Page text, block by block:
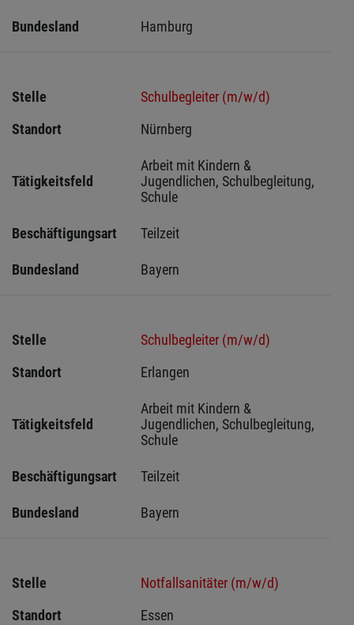
Bundesland Hamburg
Stelle
Schulbegleiter (m/w/d)
Standort
Nürnberg
Tätigkeitsfeld
Arbeit mit Kindern &
Jugendlichen, Schulbegleitung,
Schule
Beschäftigungsart Teilzeit
Bundesland Bayern
Stelle
Schulbegleiter (m/w/d)
Standort
Erlangen
Tätigkeitsfeld
Arbeit mit Kindern &
Jugendlichen, Schulbegleitung,
Schule
Beschäftigungsart Teilzeit
Bundesland Bayern
Stelle
Notfallsanitäter (m/w/d)
Standort
Essen